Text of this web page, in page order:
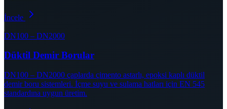
İncele
DN100 – DN2000
Düktil Demir Borular
DN100 – DN2000 çaplarda çimento astarlı, epoksi kaplı düktil
demir boru sistemleri. İçme suyu ve sulama hatları için EN 545
standardına uygun üretim.